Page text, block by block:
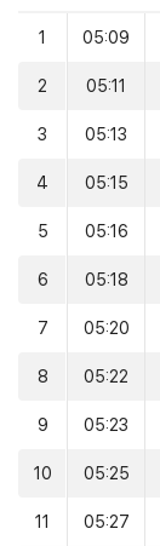
1 05:09
2 05:11
3 05:13
4 05:15
5 05:16
6 05:18
7 05:20
8 05:22
9 05:23
10 05:25
11 05:27